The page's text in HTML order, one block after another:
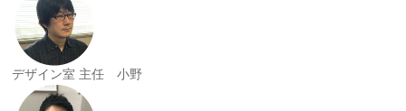
デザイン室 主任 小野